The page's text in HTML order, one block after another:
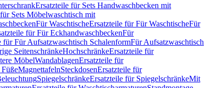
Ersatzteile für Sets Handwaschbecken mit
Sets Möbelwaschtisch mit
Für WaschtischeErsatzteile für Für WaschtischeFür
für Für EckhandwaschbeckenFür
für Für Aufsatzwaschtisch SchalenformFür Aufsatzwaschtisch
SeitenschränkeHochschränkeErsatzteile für
MöbelWandablagenErsatzteile für
FüßeMagnettafelnSteckdosenErsatzteile für
SpiegelschränkeErsatzteile für SpiegelschränkeMit